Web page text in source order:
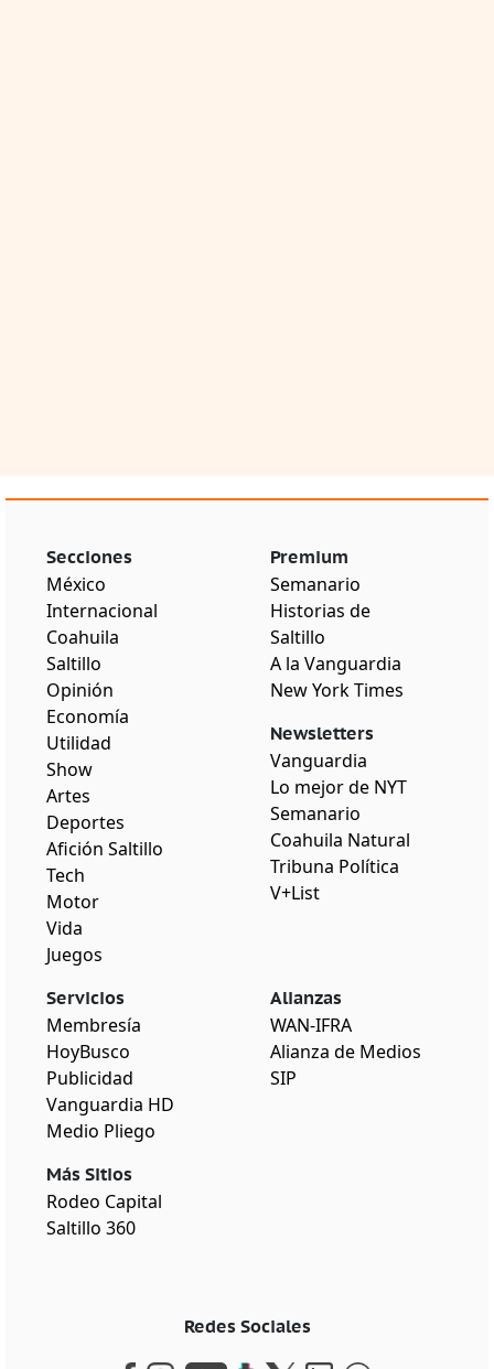
Secciones
México
Internacional
Coahuila
Saltillo
Opinión
Economía
Utilidad
Show
Artes
Deportes
Afición Saltillo
Tech
Motor
Vida
Juegos
Premium
Semanario
Historias de
Saltillo
A la Vanguardia
New York Times
Newsletters
Vanguardia
Lo mejor de NYT
Semanario
Coahuila Natural
Tribuna Política
V+List
Servicios
Membresía
HoyBusco
Publicidad
Vanguardia HD
Medio Pliego
Más Sitios
Rodeo Capital
Saltillo 360
Alianzas
WAN-IFRA
Alianza de Medios
SIP
Redes Sociales